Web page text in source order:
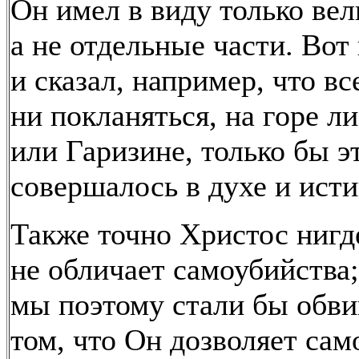
Он имел в виду только
а не отдельные части.
и сказал, например, что
ни покланяться, на горе
или Гаризине, только бы
совершалось в духе и
Также точно Христос
не обличает
мы поэтому стали бы
том, что Он дозволяет